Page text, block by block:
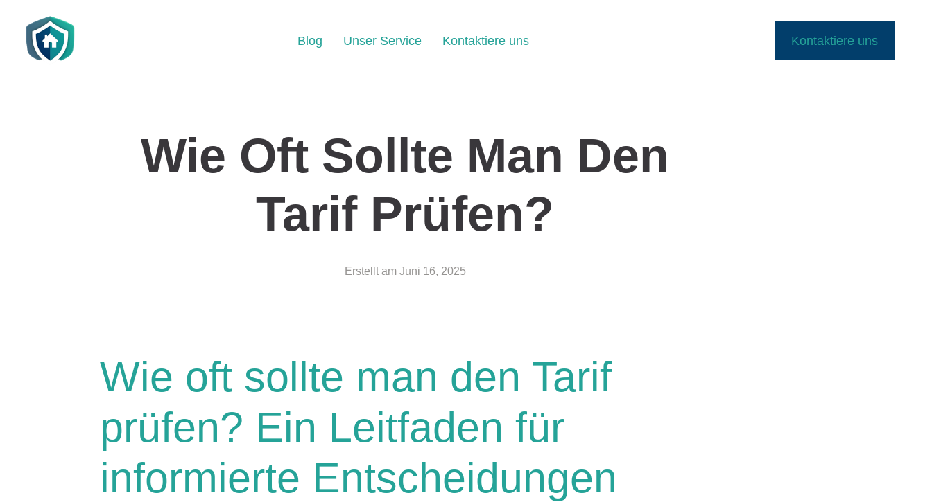
Blog Unser Service Kontaktiere uns Kontaktiere uns
Wie Oft Sollte Man Den
Tarif Prüfen?
Erstellt am Juni 16, 2025
Wie oft sollte man den Tarif
prüfen? Ein Leitfaden für
informierte Entscheidungen